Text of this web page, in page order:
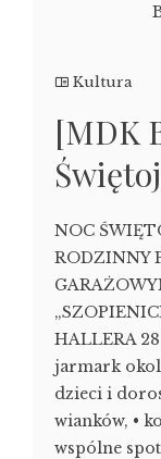
Kultura
[MDK
NOC
RODZINNY
HALLERA
jarmark
dzieci i
wianków, •
wspólne